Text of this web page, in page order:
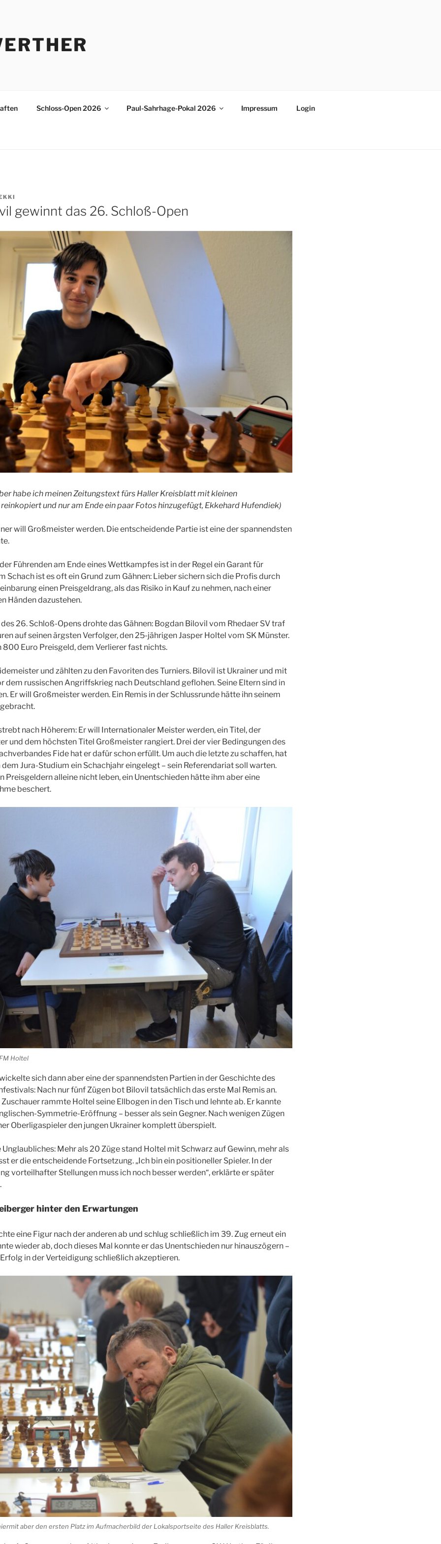
Schloss-Open 2026 Paul-Sahrhage-Pokal 2026 Impressum Login
gewinnt das 26. Schloß-Open
habe ich meinen Zeitungstext fürs Haller Kreisblatt mit kleinen
und nur am Ende ein paar Fotos hinzugefügt, Ekkehard Hufendiek)
will Großmeister werden. Die entscheidende Partie ist eine der spannendsten
Führenden am Ende eines Wettkampfes ist in der Regel ein Garant für
Schach ist es oft ein Grund zum Gähnen: Lieber sichern sich die Profis durch
einen Preisgeldrang, als das Risiko in Kauf zu nehmen, nach einer
Händen dazustehen.
26. Schloß-Opens drohte das Gähnen: Bogdan Bilovil vom Rhedaer SV traf
auf seinen ärgsten Verfolger, den 25-jährigen Jasper Holtel vom SK Münster.
800 Euro Preisgeld, dem Verlierer fast nichts.
und zählten zu den Favoriten des Turniers. Bilovil ist Ukrainer und mit
dem russischen Angriffskrieg nach Deutschland geflohen. Seine Eltern sind in
Er will Großmeister werden. Ein Remis in der Schlussrunde hätte ihn seinem
nach Höherem: Er will Internationaler Meister werden, ein Titel, der
und dem höchsten Titel Großmeister rangiert. Drei der vier Bedingungen des
Fide hat er dafür schon erfüllt. Um auch die letzte zu schaffen, hat
Jura-Studium ein Schachjahr eingelegt – sein Referendariat soll warten.
Preisgeldern alleine nicht leben, ein Unentschieden hätte ihm aber eine
beschert.
Holtel
sich dann aber eine der spannendsten Partien in der Geschichte des
Nach nur fünf Zügen bot Bilovil tatsächlich das erste Mal Remis an.
rammte Holtel seine Ellbogen in den Tisch und lehnte ab. Er kannte
Symmetrie-Eröffnung – besser als sein Gegner. Nach wenigen Zügen
Oberligaspieler den jungen Ukrainer komplett überspielt.
Mehr als 20 Züge stand Holtel mit Schwarz auf Gewinn, mehr als
er die entscheidende Fortsetzung. „Ich bin ein positioneller Spieler. In der
vorteilhafter Stellungen muss ich noch besser werden“, erklärte er später
hinter den Erwartungen
eine Figur nach der anderen ab und schlug schließlich im 39. Zug erneut ein
wieder ab, doch dieses Mal konnte er das Unentschieden nur hinauszögern –
in der Verteidigung schließlich akzeptieren.
aber den ersten Platz im Aufmacherbild der Lokalsportseite des Haller Kreisblatts.